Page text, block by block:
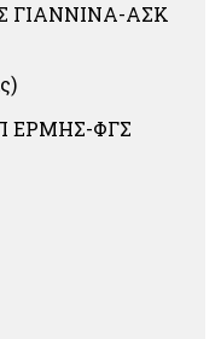
ΓΙΑΝΝΙΝΑ-ΑΣΚ
ΕΡΜΗΣ-ΦΓΣ